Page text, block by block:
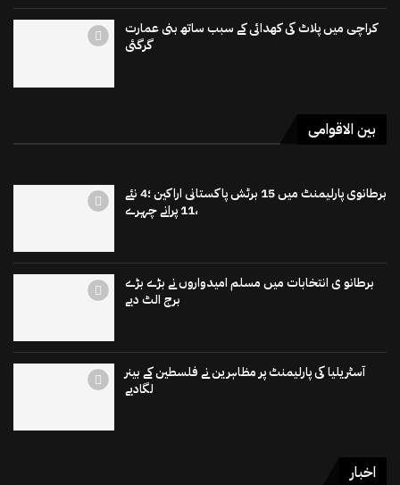
کراچی میں پلاٹ کی کھدائی کے سبب ساتھ بنی عمارت
گرگئی
بین الاقوامی
برطانوی پارلیمنٹ میں 15 برٹش پاکستانی اراکین ؛4 نئے
،11 پرانے چہرے
برطانو ی انتخابات میں مسلم امیدواروں نے بڑے بڑے
برج الٹ دیے
آسٹریلیا کی پارلیمنٹ پر مظاہرین نے فلسطین کے بینر
لگادیے
اخبار